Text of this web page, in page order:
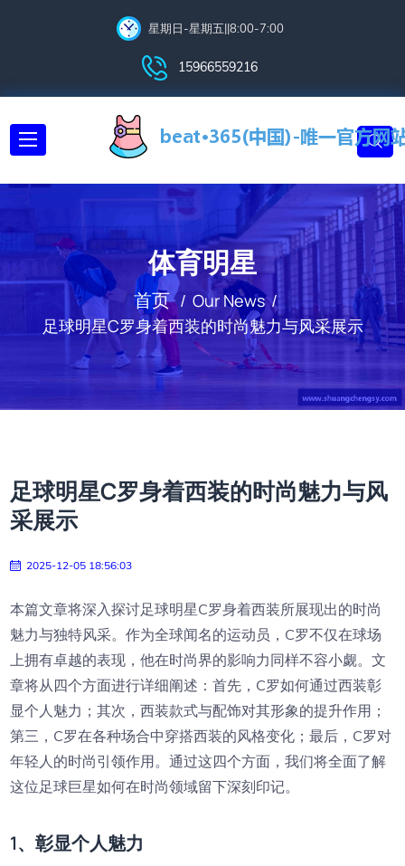
星期日-星期五||8:00-7:00
15966559216
体育明星
首页
Our News
足球明星C罗身着西装的时尚魅力与风采展示
足球明星C罗身着西装的时尚魅力与风
采展示
2025-12-05 18:56:03
本篇文章将深入探讨足球明星C罗身着西装所展现出的时尚
魅力与独特风采。作为全球闻名的运动员，C罗不仅在球场
上拥有卓越的表现，他在时尚界的影响力同样不容小觑。文
章将从四个方面进行详细阐述：首先，C罗如何通过西装彰
显个人魅力；其次，西装款式与配饰对其形象的提升作用；
第三，C罗在各种场合中穿搭西装的风格变化；最后，C罗对
年轻人的时尚引领作用。通过这四个方面，我们将全面了解
这位足球巨星如何在时尚领域留下深刻印记。
1、彰显个人魅力